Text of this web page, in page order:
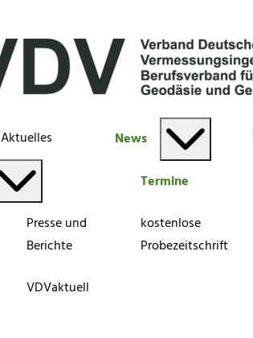
Aktuelles
Presse und
Berichte
VDVaktuell
News
Termine
kostenlose
Probezeitschrift